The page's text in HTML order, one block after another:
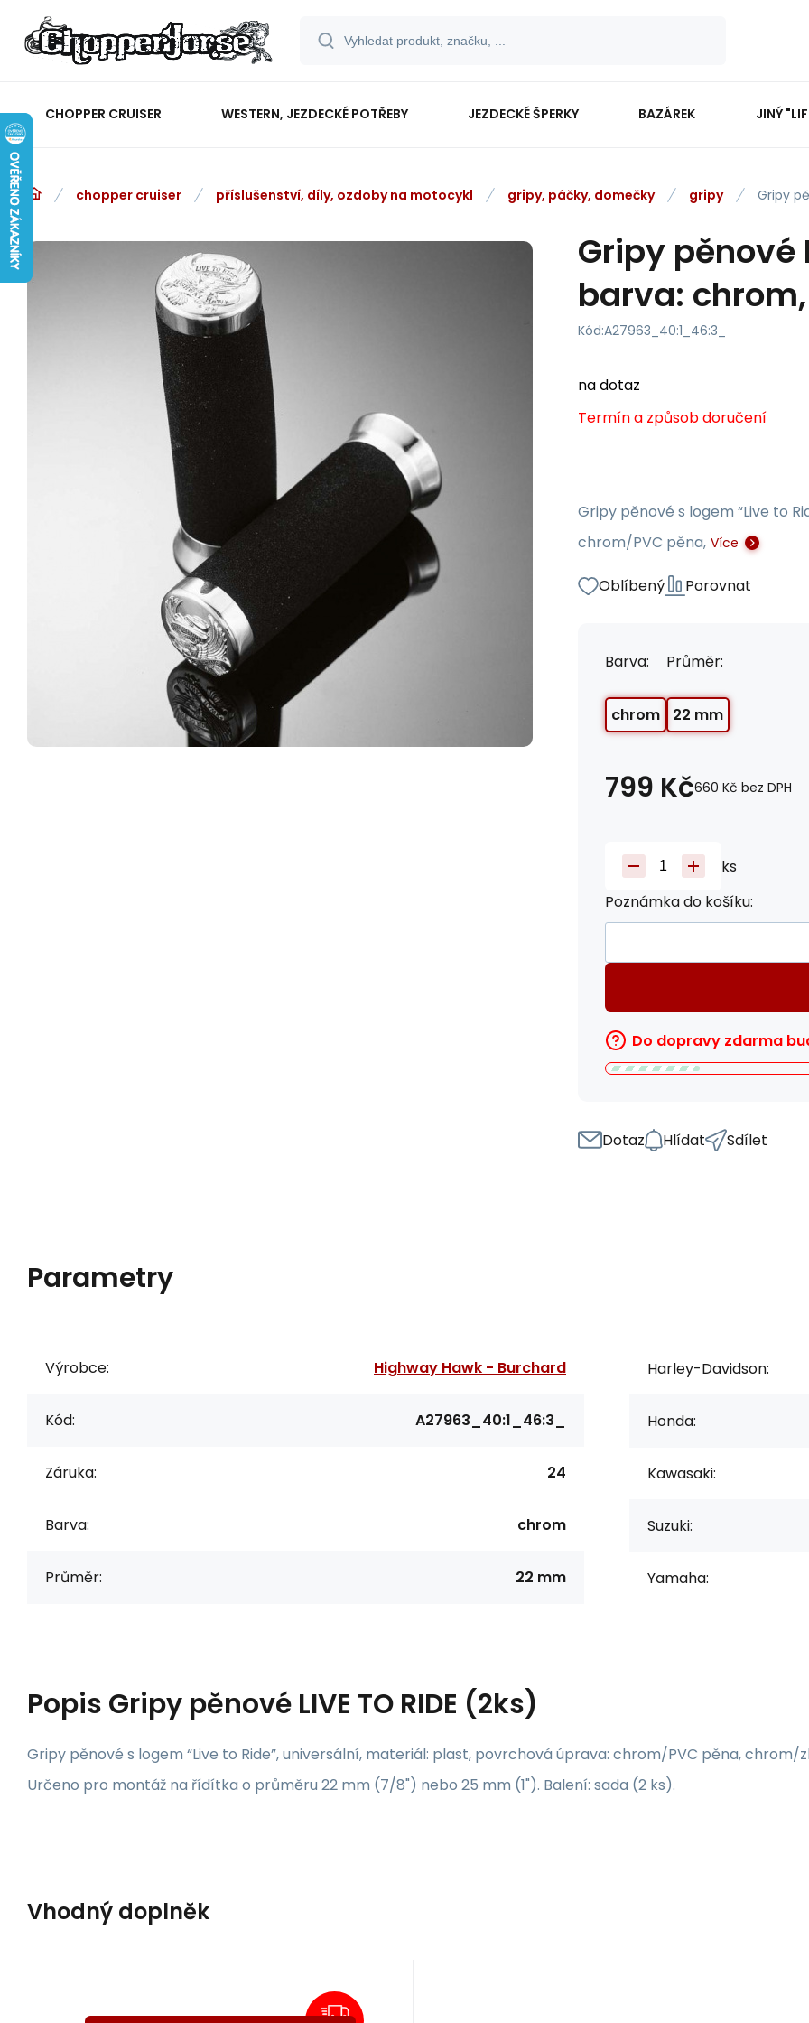
CHOPPER CRUISER WESTERN, JEZDECKÉ POTŘEBY JEZDECKÉ ŠPERKY BAZÁREK JINÝ
chopper cruiser příslušenství, díly, ozdoby na motocykl gripy, páčky, domečky gripy Gripy
Gripy pěnové
barva:
Kód:A27963_40:1_46:3_
na dotaz
Termín a způsob doručení
Gripy pěnové s logem “Live to
chrom/PVC pěna, Více
Oblíbený Porovnat
Barva:
chrom
Průměr:
22 mm
799 Kč660 Kč bez DPH
ks
Poznámka do košíku:
Do dopravy zdarma
Dotaz Hlídat Sdílet
Parametry
Výrobce: Highway Hawk - Burchard
Kód: A27963_40:1_46:3_
Záruka: 24
Barva: chrom
Průměr: 22 mm
Harley-Davidson:
Honda:
Kawasaki:
Suzuki:
Yamaha:
Popis Gripy pěnové LIVE TO RIDE (2ks)
Gripy pěnové s logem “Live to Ride”, universální, materiál: plast, povrchová úprava: chrom/PVC pěna,
Určeno pro montáž na řídítka o průměru 22 mm (7/8") nebo 25 mm (1"). Balení: sada (2 ks).
Vhodný doplněk
Záruka24 měsíců
od5 189Kč